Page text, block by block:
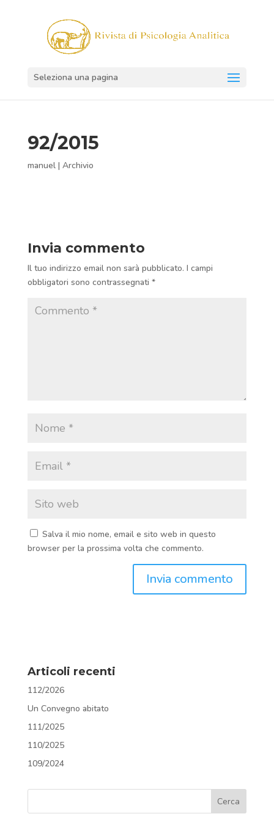
Seleziona una pagina
92/2015
manuel| Archivio
Invia commento
Il tuo indirizzo email non sarà pubblicato. I campi
obbligatori sono contrassegnati *
Salva il mio nome, email e sito web in questo
browser per la prossima volta che commento.
Articoli recenti
112/2026
Un Convegno abitato
111/2025
110/2025
109/2024